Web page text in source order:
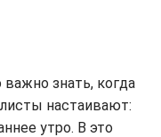
знать, когда
настаивают:
утро. В это